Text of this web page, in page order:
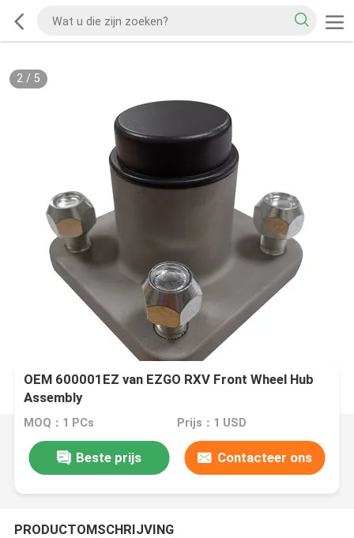
2/ 5
OEM 600001EZ van EZGO RXV Front Wheel Hub
Assembly
MOQ：1 PCs Prijs：1 USD
Beste prijs Contacteer ons
PRODUCTOMSCHRIJVING